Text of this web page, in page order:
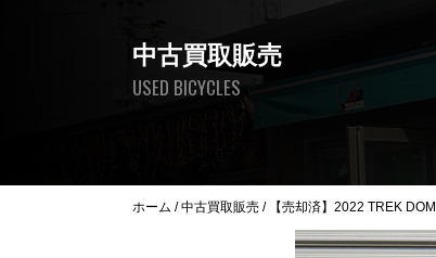
中古買取販売
USED BICYCLES
ホーム /中古買取販売 / 【売却済】2022 TREK